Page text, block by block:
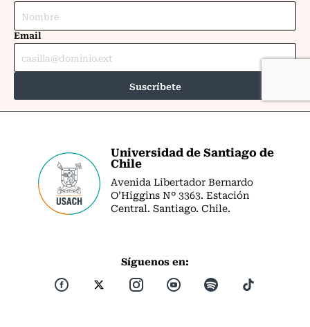
Universidad de Santiago de
Chile
Avenida Libertador Bernardo
O’Higgins Nº 3363. Estación
Central. Santiago. Chile.
Síguenos en: